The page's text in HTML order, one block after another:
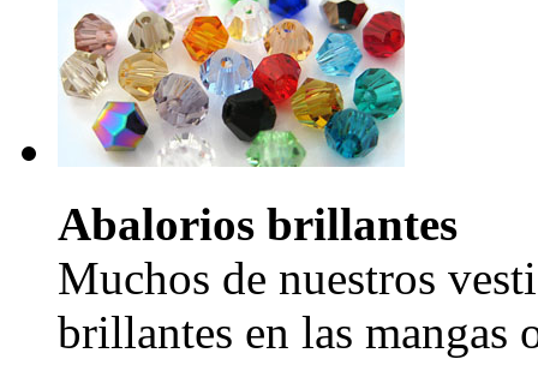
Abalorios brillantes
Muchos de nuestros
brillantes en las mangas